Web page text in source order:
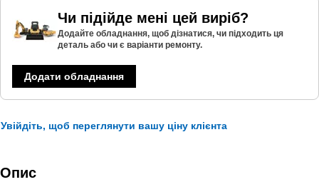
Чи підійде мені цей виріб?
Додайте обладнання, щоб дізнатися, чи підходить ця
деталь або чи є варіанти ремонту.
Додати обладнання
Увійдіть, щоб переглянути вашу ціну клієнта
Опис